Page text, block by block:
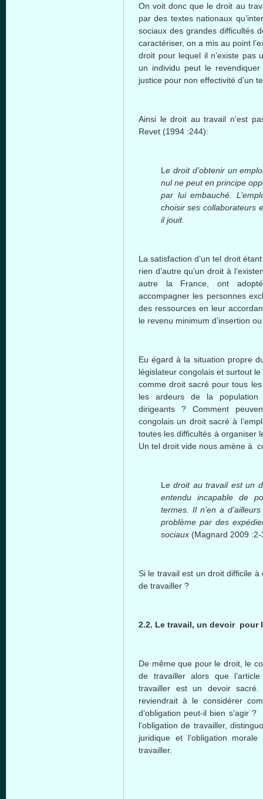
On voit donc que le droit au
par des textes nationaux
sociaux des grandes difficultés
caractériser, on a mis au point
droit pour lequel il n’existe pas
un individu peut le
justice pour non effectivité d’un
Ainsi le droit au travail n’est
Revet (1994 :244):
L e droit d’obtenir un
nul ne peut en principe
par lui embauché.
choisir ses collaborateurs
il jouit.
La satisfaction d’un tel droit
rien d’autre qu’un droit à
autre la France, ont
accompagner les personnes
des ressources en leur
le revenu minimum d’insertion
Eu égard à la situation propre
législateur congolais et surtout
comme droit sacré pour tous
les ardeurs de la population
dirigeants ? Comment
congolais un droit sacré à
toutes les difficultés à organiser
Un tel droit vide nous amène à
L e droit au travail est un
entendu incapable de
termes. Il n’en a
problème par des
sociaux (Magnard 2009 :2-
Si le travail est un droit difficile
de travailler ?
2.2. Le travail, un devoir pour
De même que pour le droit, le
de travailler alors que
travailler est un devoir
reviendrait à le considérer
d’obligation peut-il bien s’agir
l’obligation de travailler,
juridique et l’obligation
travailler.